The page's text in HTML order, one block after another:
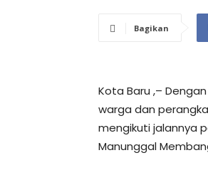
Bagikan
Kota Baru ,–
warga dan
mengikuti jalannya
Manunggal